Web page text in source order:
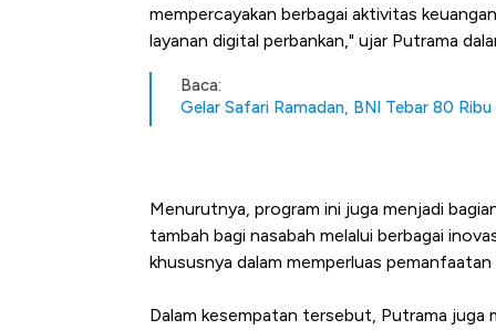
mempercayakan berbagai aktivitas
layanan digital perbankan," ujar Putrama
Baca:
Gelar Safari Ramadan, BNI Tebar 80
Menurutnya, program ini juga menjadi
tambah bagi nasabah melalui berbagai
khususnya dalam memperluas pemanfaatan
Dalam kesempatan tersebut, Putrama juga